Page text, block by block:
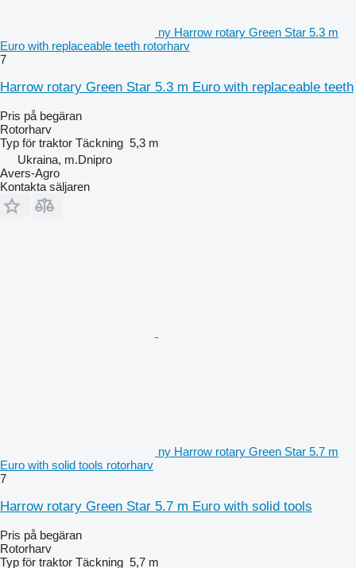
ny Harrow rotary Green Star 5.3 m
Euro with replaceable teeth rotorharv
7
Harrow rotary Green Star 5.3 m Euro with replaceable teeth
Pris på begäran
Rotorharv
Typ för traktor Täckning 5,3 m
Ukraina, m.Dnipro
Avers-Agro
Kontakta säljaren
ny Harrow rotary Green Star 5.7 m
Euro with solid tools rotorharv
7
Harrow rotary Green Star 5.7 m Euro with solid tools
Pris på begäran
Rotorharv
Typ för traktor Täckning 5,7 m